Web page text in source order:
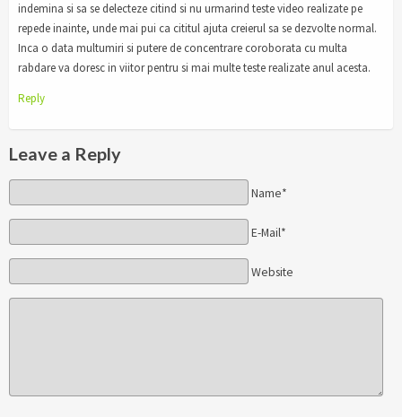
indemina si sa se delecteze citind si nu urmarind teste video realizate pe
repede inainte, unde mai pui ca cititul ajuta creierul sa se dezvolte normal.
Inca o data multumiri si putere de concentrare coroborata cu multa
rabdare va doresc in viitor pentru si mai multe teste realizate anul acesta.
Reply
Leave a Reply
Name*
E-Mail*
Website